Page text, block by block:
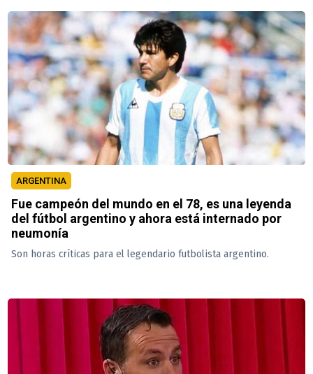
ARGENTINA
Fue campeón del mundo en el 78, es una leyenda
del fútbol argentino y ahora está internado por
neumonía
Son horas críticas para el legendario futbolista argentino.